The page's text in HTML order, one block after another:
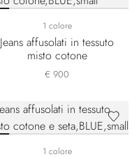
1 colore
Jeans affusolati in tessuto
misto cotone
€ 900
1 colore